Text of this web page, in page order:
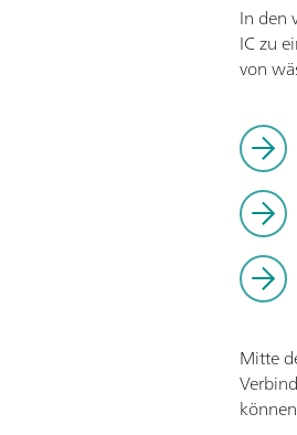
In den
IC zu
von
Mitte